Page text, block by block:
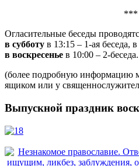
***
Огласительные беседы
в субботу в 13:15 – 1-ая беседа,
в воскресенье в 10:00 – 2-беседа.
(более подробную информацию
ящиком или у
Выпускной праздник